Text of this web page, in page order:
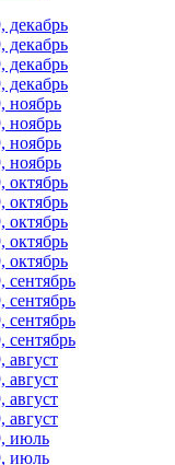
декабрь
декабрь
декабрь
декабрь
ноябрь
ноябрь
ноябрь
ноябрь
октябрь
октябрь
октябрь
октябрь
октябрь
сентябрь
сентябрь
сентябрь
сентябрь
август
август
август
август
июль
июль